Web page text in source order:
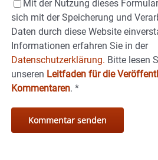
Mit der Nutzung dieses
sich mit der Speicherung und
Daten durch diese Website
Informationen erfahren Sie in der
Datenschutzerklärung. Bitte lesen
unseren Leitfaden für die
Kommentaren. *